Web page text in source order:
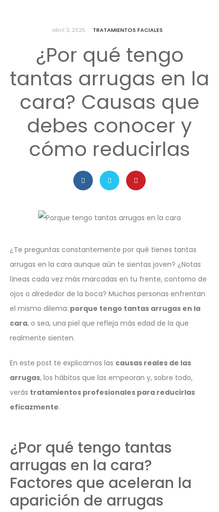
abril 3, 2025 TRATAMIENTOS FACIALES
¿Por qué tengo
tantas arrugas en la
cara? Causas que
debes conocer y
cómo reducirlas
¿Te preguntas constantemente por qué tienes tantas
arrugas en la cara aunque aún te sientas joven? ¿Notas
líneas cada vez más marcadas en tu frente, contorno de
ojos o alrededor de la boca? Muchas personas enfrentan
el mismo dilema: porque tengo tantas arrugas en la
cara, o sea, una piel que refleja más edad de la que
realmente sienten.
En este post te explicamos las causas reales de las
arrugas, los hábitos que las empeoran y, sobre todo,
verás tratamientos profesionales para reducirlas
eficazmente.
¿Por qué tengo tantas
arrugas en la cara?
Factores que aceleran la
aparición de arrugas